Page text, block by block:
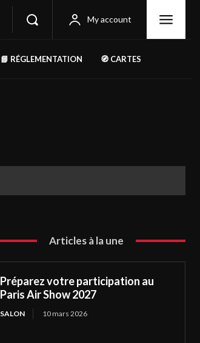
My account
📘 RÉGLEMENTATION 🧭 CARTES
Articles à la une
Préparez votre participation au
Paris Air Show 2027
SALON 10 mars 2026